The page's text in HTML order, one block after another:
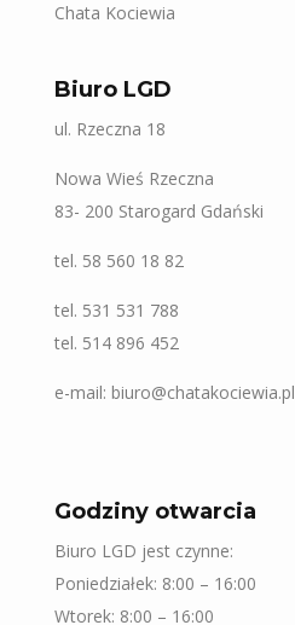
Chata Kociewia
Biuro LGD
ul. Rzeczna 18
Nowa Wieś Rzeczna
83- 200 Starogard Gdański
tel. 58 560 18 82
tel. 531 531 788
tel. 514 896 452
e-mail: biuro@chatakociewia.pl
Godziny otwarcia
Biuro LGD jest czynne:
Poniedziałek: 8:00 – 16:00
Wtorek: 8:00 – 16:00